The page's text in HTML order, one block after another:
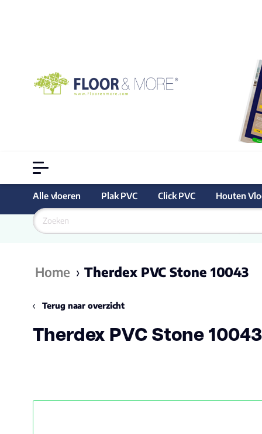
Alle vloeren Plak PVC Click PVC Houten
Home › Therdex PVC Stone 10043
Terug naar overzicht
Therdex PVC Stone 10043